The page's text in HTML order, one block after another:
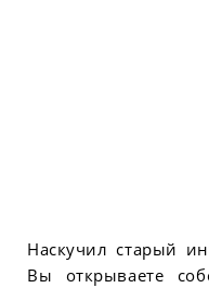
Наскучил старый
Вы открываете